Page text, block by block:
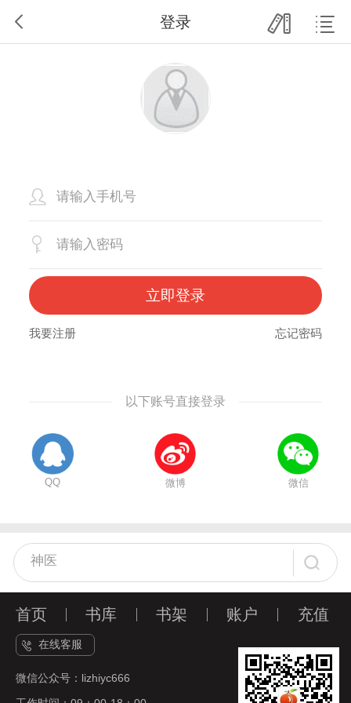
登录
立即登录
我要注册 忘记密码
以下账号直接登录
QQ 微博 微信
首页 书库 书架 账户 充值
在线客服
微信公众号：lizhiyc666